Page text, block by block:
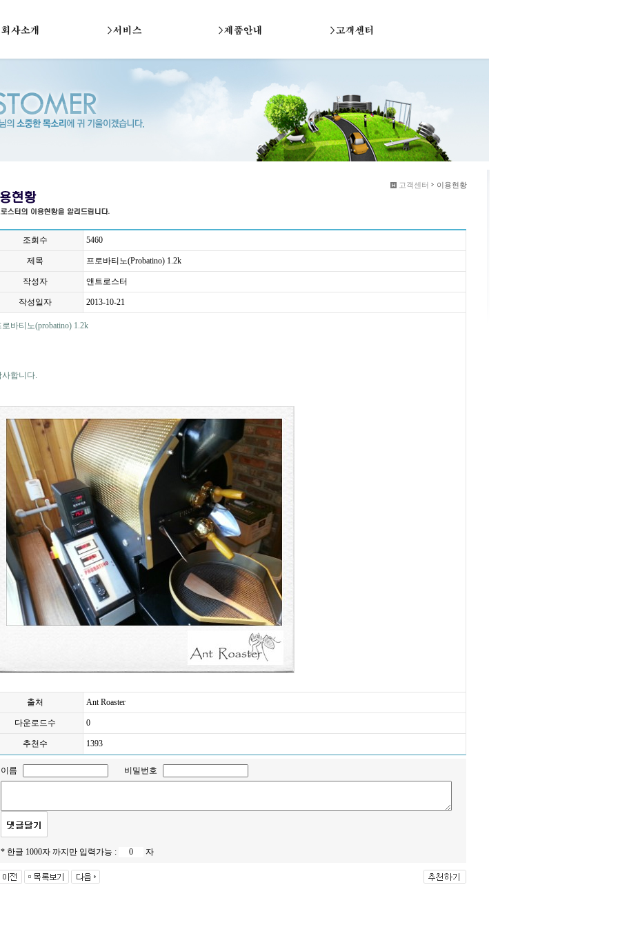
고객센터 이용현황
조회수 5460
제목 프로바티노(Probatino) 1.2k
작성자 앤트로스터
작성일자 2013-10-21
로바티노(probatino) 1.2k
사합니다.
출처 Ant Roaster
다운로드수 0
추천수 1393
이름 비밀번호
* 한글 1000자 까지만 입력가능 : 자